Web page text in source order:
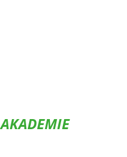
AKADEMIE